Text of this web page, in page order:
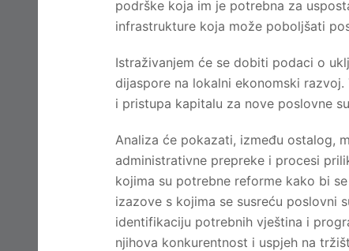
podrške koja im je potrebna za
infrastrukture koja može poboljšati
Istraživanjem će se dobiti podaci o
dijaspore na lokalni ekonomski
i pristupa kapitalu za nove poslovne
Analiza će pokazati, između ostalog,
administrativne prepreke i procesi
kojima su potrebne reforme kako bi
izazove s kojima se susreću poslovni
identifikaciju potrebnih vještina i
njihova konkurentnost i uspjeh na